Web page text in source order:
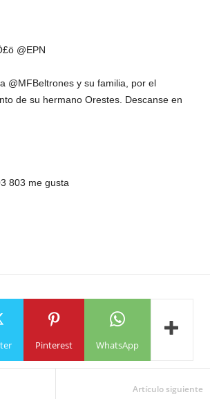
@EPN
@MFBeltrones y su familia, por el
de su hermano Orestes. Descanse en
803 me gusta
Pinterest WhatsApp
Artículo siguiente